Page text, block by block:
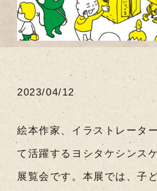
2023/04/12
絵本作家、イラストレータ
て活躍するヨシタケシンス
展覧会です。本展では、子